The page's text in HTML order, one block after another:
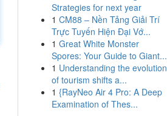
Strategies for next year
1 CM88 – Nền Tảng Giải Trí
Trực Tuyến Hiện Đại Vớ...
1 Great White Monster
Spores: Your Guide to Giant...
1 Understanding the evolution
of tourism shifts a...
1 {RayNeo Air 4 Pro: A Deep
Examination of Thes...